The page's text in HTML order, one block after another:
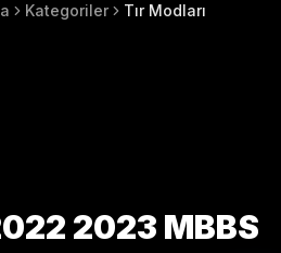
Kategoriler Tır Modları
2023 MBBS